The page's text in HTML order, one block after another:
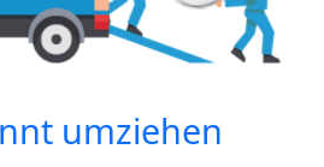
umziehen